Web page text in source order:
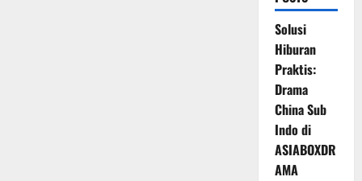
Solusi
Hiburan
Praktis:
Drama
China Sub
Indo di
ASIABOXDR
AMA